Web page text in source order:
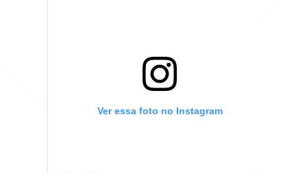
Ver essa foto no Instagram